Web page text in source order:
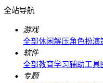
全站导航
游戏
全部休闲解压角色扮演
软件
全部教育学习辅助工具
专题